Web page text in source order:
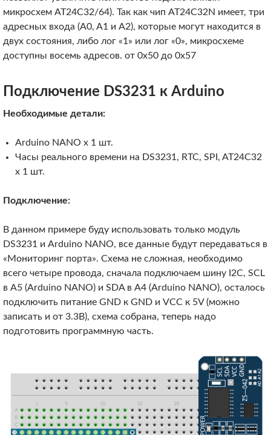
микросхем AT24C32/64). Так как чип AT24C32N имеет, три
адресных входа (A0, A1 и A2), которые могут находится в
двух состояния, либо лог «1» или лог «0», микросхеме
доступны восемь адресов. от 0x50 до 0x57
Подключение DS3231 к Arduino
Необходимые детали:
Arduino NANO x 1 шт.
Часы реального времени на DS3231, RTC, SPI, AT24C32
x 1 шт.
Подключение:
В данном примере буду использовать только модуль
DS3231 и Arduino NANO, все данные будут передаваться в
«Мониторинг порта». Схема не сложная, необходимо
всего четыре провода, сначала подключаем шину I2C, SCL
в A5 (Arduino NANO) и SDA в A4 (Arduino NANO), осталось
подключить питание GND к GND и VCC к 5V (можно
записать и от 3.3В), схема собрана, теперь надо
подготовить программную часть.